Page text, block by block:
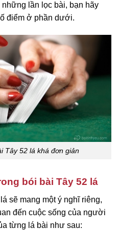
lần lọc bài, bạn hãy
điểm ở phần dưới.
Tây 52 lá khá đơn giản
bói bài Tây 52 lá
sẽ mang một ý nghĩ riêng,
đến cuộc sống của người
từng lá bài như sau: